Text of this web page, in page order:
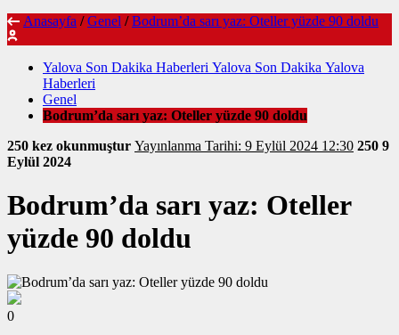
Anasayfa / Genel / Bodrum’da sarı yaz: Oteller yüzde 90 doldu
Yalova Son Dakika Haberleri Yalova Son Dakika Yalova
Haberleri
Genel
Bodrum’da sarı yaz: Oteller yüzde 90 doldu
250 kez okunmuştur
Yayınlanma Tarihi: 9 Eylül 2024 12:30 250 9
Eylül 2024
Bodrum’da sarı yaz: Oteller
yüzde 90 doldu
0